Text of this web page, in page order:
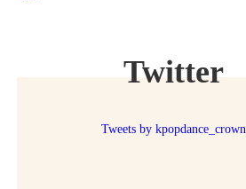
Twitter
Tweets by kpopdance_crown